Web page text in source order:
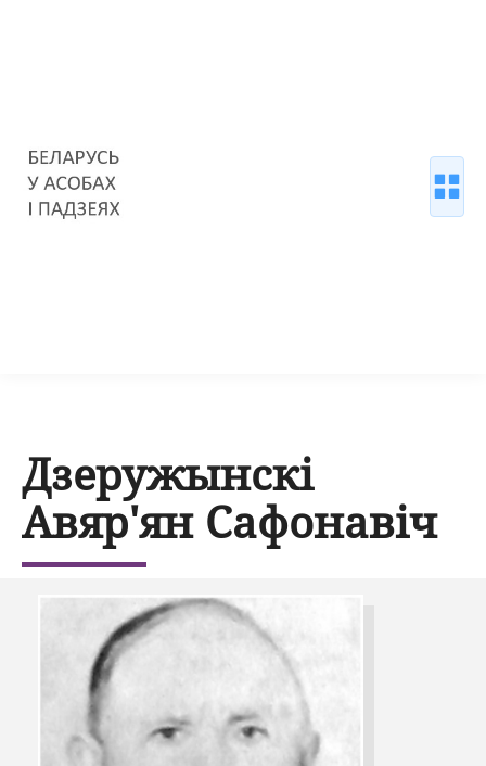
Дзеружынскі
Авяр'ян Сафонавіч